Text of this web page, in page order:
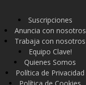
Suscripciones
Anuncia con nosotros
Trabaja con nosotros
Equipo Clave!
Quienes Somos
Política de Privacidad